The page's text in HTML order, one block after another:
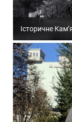
Історичне